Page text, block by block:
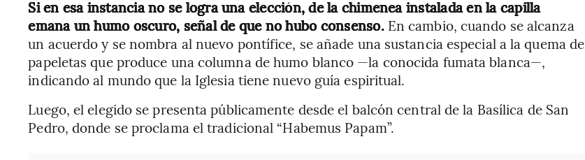
Si en esa instancia no se logra una elección, de la chimenea instalada en la capilla
emana un humo oscuro, señal de que no hubo consenso.En cambio, cuando se alcanza
un acuerdo y se nombra al nuevo pontífice, se añade una sustancia especial a la quema de
papeletas que produce una columna de humo blanco —la conocida fumata blanca—,
indicando al mundo que la Iglesia tiene nuevo guía espiritual.
Luego, el elegido se presenta públicamente desde el balcón central de la Basílica de San
Pedro, donde se proclama el tradicional “Habemus Papam”.